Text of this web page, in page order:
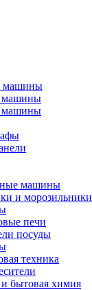
машины
машины
машины
машины
и морозильники
печи
посуды
техника
бытовая химия